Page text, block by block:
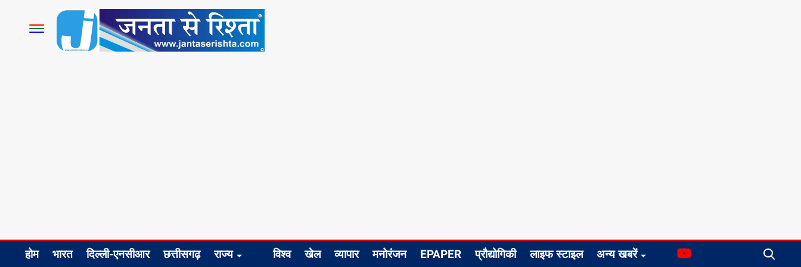
होम भारत दिल्ली-एनसीआर छत्तीसगढ़ राज्य विश्व खेल व्यापार मनोरंजन EPAPER प्रौद्योगिकी लाइफ स्टाइल अन्य खबरें